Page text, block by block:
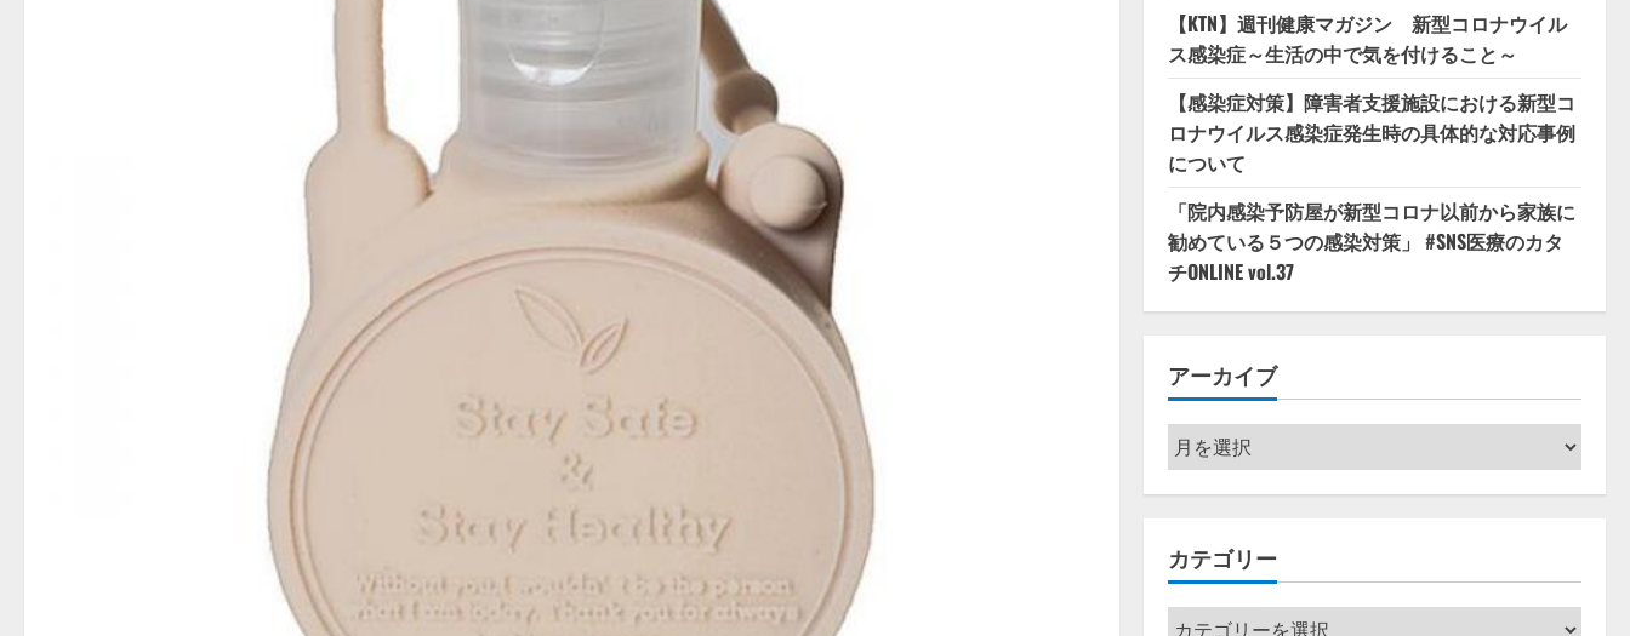
【KTN】週刊健康マガジン 新型コロナウイル
ス感染症～生活の中で気を付けること～
【感染症対策】障害者支援施設における新型コ
ロナウイルス感染症発生時の具体的な対応事例
について
「院内感染予防屋が新型コロナ以前から家族に
勧めている５つの感染対策」 #SNS医療のカタ
チONLINE vol.37
アーカイブ
ア
ー
カ
ブ
カテゴリー
カ